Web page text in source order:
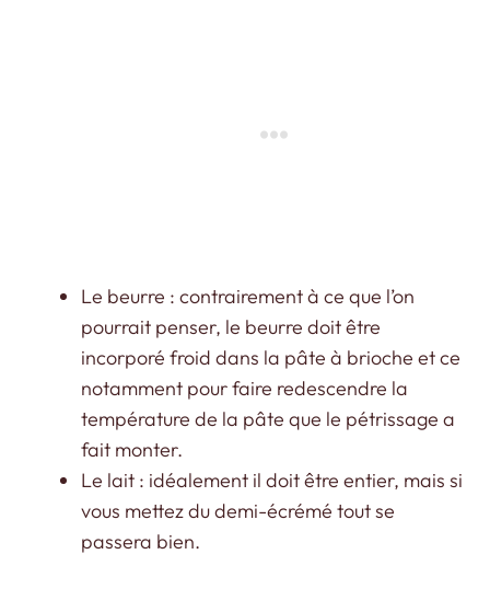
Le beurre : contrairement à ce que l’on
pourrait penser, le beurre doit être
incorporé froid dans la pâte à brioche et ce
notamment pour faire redescendre la
température de la pâte que le pétrissage a
fait monter.
Le lait : idéalement il doit être entier, mais si
vous mettez du demi-écrémé tout se
passera bien.